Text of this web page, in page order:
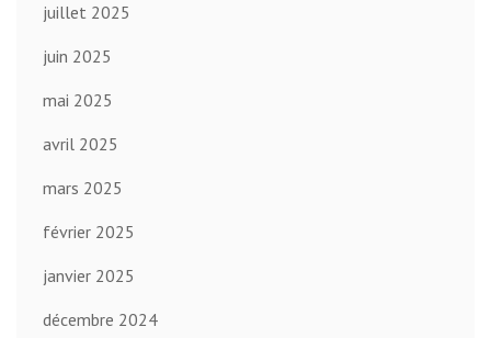
juillet 2025
juin 2025
mai 2025
avril 2025
mars 2025
février 2025
janvier 2025
décembre 2024